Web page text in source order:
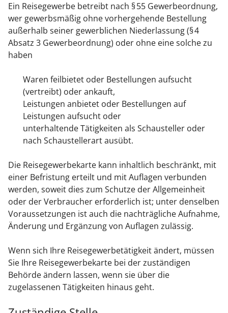
Ein Reisegewerbe betreibt nach § 55 Gewerbeordnung,
wer gewerbsmäßig ohne vorhergehende Bestellung
außerhalb seiner gewerblichen Niederlassung (§ 4
Absatz 3 Gewerbeordnung) oder ohne eine solche zu
haben
Waren feilbietet oder Bestellungen aufsucht
(vertreibt) oder ankauft,
Leistungen anbietet oder Bestellungen auf
Leistungen aufsucht oder
unterhaltende Tätigkeiten als Schausteller oder
nach Schaustellerart ausübt.
Die Reisegewerbekarte kann inhaltlich beschränkt, mit
einer Befristung erteilt und mit Auflagen verbunden
werden, soweit dies zum Schutze der Allgemeinheit
oder der Verbraucher erforderlich ist; unter denselben
Voraussetzungen ist auch die nachträgliche Aufnahme,
Änderung und Ergänzung von Auflagen zulässig.
Wenn sich Ihre Reisegewerbetätigkeit ändert, müssen
Sie Ihre Reisegewerbekarte bei der zuständigen
Behörde ändern lassen, wenn sie über die
zugelassenen Tätigkeiten hinaus geht.